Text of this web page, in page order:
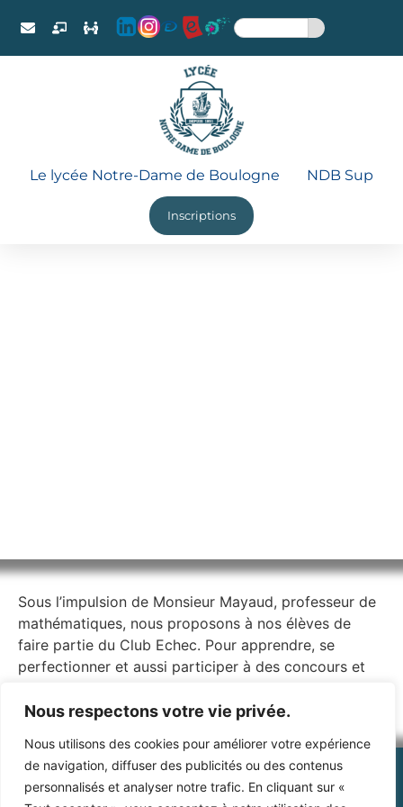
Nous respectons votre vie privée.
Nous utilisons des cookies pour améliorer votre expérience
de navigation, diffuser des publicités ou des contenus
personnalisés et analyser notre trafic. En cliquant sur «
Le lycée Notre-Dame de Boulogne NDB Sup
Inscriptions
Sous l’impulsion de Monsieur Mayaud, professeur de
mathématiques, nous proposons à nos élèves de
faire partie du Club Echec. Pour apprendre, se
perfectionner et aussi participer à des concours et